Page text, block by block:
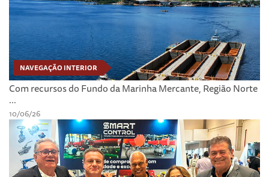
NAVEGAÇÃO INTERIOR
Com recursos do Fundo da Marinha Mercante, Região Norte
...
10/06/26